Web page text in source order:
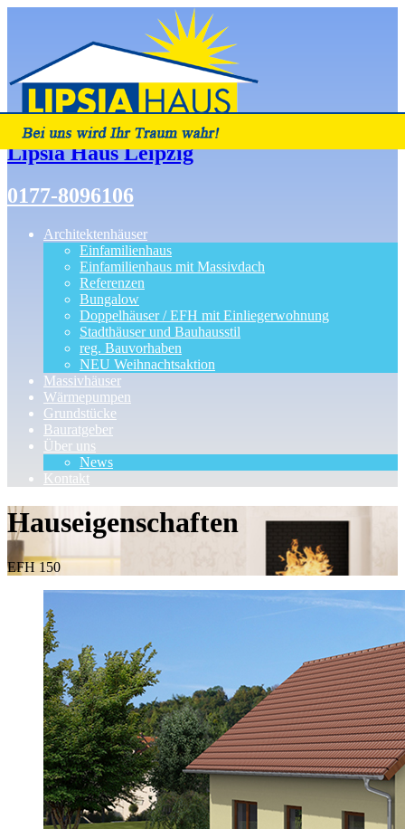
Lipsia Haus Leipzig
0177-8096106
Architektenhäuser
Einfamilienhaus
Einfamilienhaus mit Massivdach
Referenzen
Bungalow
Doppelhäuser / EFH mit Einliegerwohnung
Stadthäuser und Bauhausstil
reg. Bauvorhaben
NEU Weihnachtsaktion
Massivhäuser
Wärmepumpen
Grundstücke
Bauratgeber
Über uns
News
Kontakt
Hauseigenschaften
EFH 150